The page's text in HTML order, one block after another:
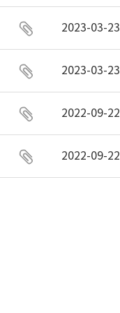
2023-03-23
2023-03-23
2022-09-22
2022-09-22